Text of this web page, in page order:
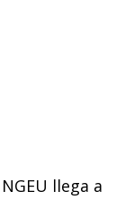
llega a